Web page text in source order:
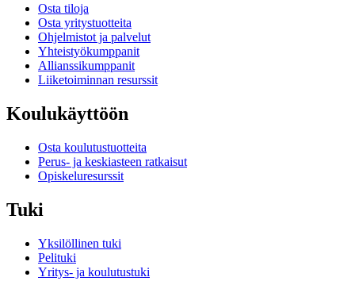
Osta tiloja
Osta yritystuotteita
Ohjelmistot ja palvelut
Yhteistyökumppanit
Allianssikumppanit
Liiketoiminnan resurssit
Koulukäyttöön
Osta koulutustuotteita
Perus- ja keskiasteen ratkaisut
Opiskeluresurssit
Tuki
Yksilöllinen tuki
Pelituki
Yritys- ja koulutustuki